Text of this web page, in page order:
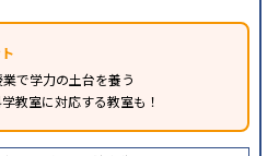
で学力の土台を養う
教室に対応する教室も！